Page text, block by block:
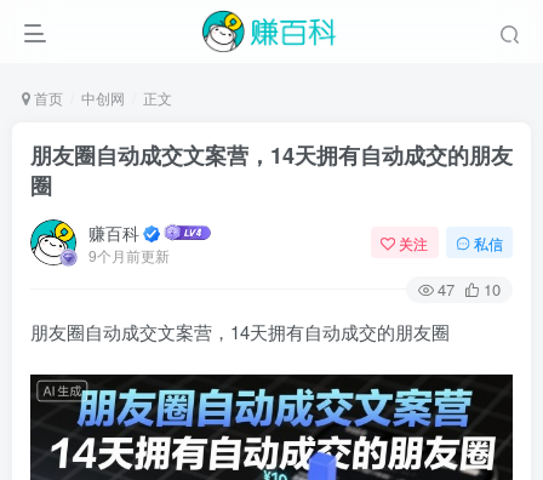
首页 中创网 正文
朋友圈自动成交文案营，14天拥有自动成交的朋友
圈
赚百科
9个月前更新
关注 私信
47 10
朋友圈自动成交文案营，14天拥有自动成交的朋友圈